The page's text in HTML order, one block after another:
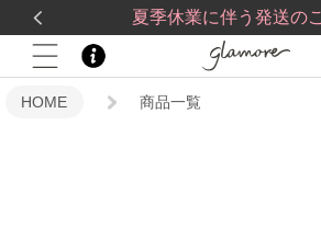
夏季休業に伴う発送の
送料一律560円5,500円(税込)以上で送料無
HOME 商品一覧
限定
再入荷